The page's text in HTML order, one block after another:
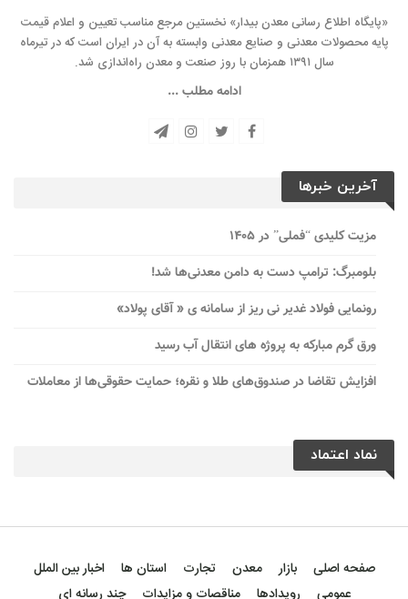
«پایگاه اطلاع رسانی معدن بیدار» نخستین مرجع مناسب تعیین و اعلام قیمت
پایه محصولات معدنی و صنایع معدنی وابسته به آن در ایران است که در تیرماه
سال ۱۳۹۱ همزمان با روز صنعت و معدن راه‌‌اندازی شد.
ادامه مطلب ...
آخرین خبرها
مزیت کلیدی “فملی” در ۱۴۰۵
بلومبرگ: ترامپ دست به دامن معدنی‌ها شد!
رونمایی فولاد غدیر نی ریز از سامانه ی « آقای پولاد»
ورق گرم مبارکه به پروژه های انتقال آب رسید
افزایش تقاضا در صندوق‌های طلا و نقره؛ حمایت حقوقی‌ها از معاملات
نماد اعتماد
صفحه اصلی بازار معدن تجارت استان ها
اخبار بین الملل